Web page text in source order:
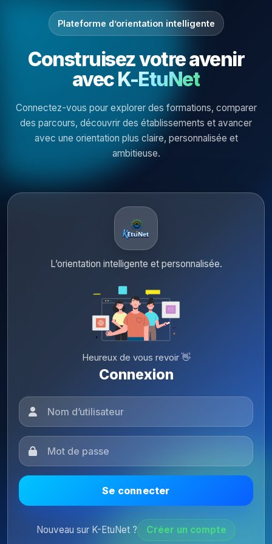
Plateforme d’orientation intelligente
Construisez votre avenir
avecK-EtuNet
Connectez-vous pour explorer des formations, comparer
des parcours, découvrir des établissements et avancer
avec une orientation plus claire, personnalisée et
ambitieuse.
L’orientation intelligente et personnalisée.
Heureux de vous revoir 👋
Connexion
Se connecter
Nouveau sur K-EtuNet ? Créer un compte